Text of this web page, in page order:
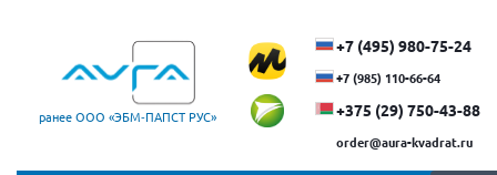
ранее ООО «ЭБМ‑ПАПСТ РУС»
+7 (495) 980-75-24
+7 (985) 110-66-64
+375 (29) ​750-43-88
order@aura-kvadrat.ru